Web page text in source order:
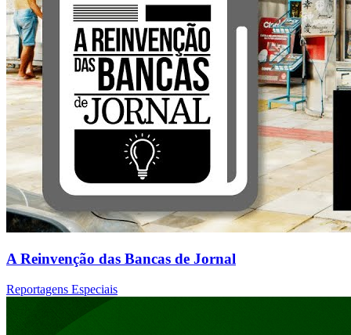
A Reinvenção das Bancas de Jornal
Reportagens Especiais